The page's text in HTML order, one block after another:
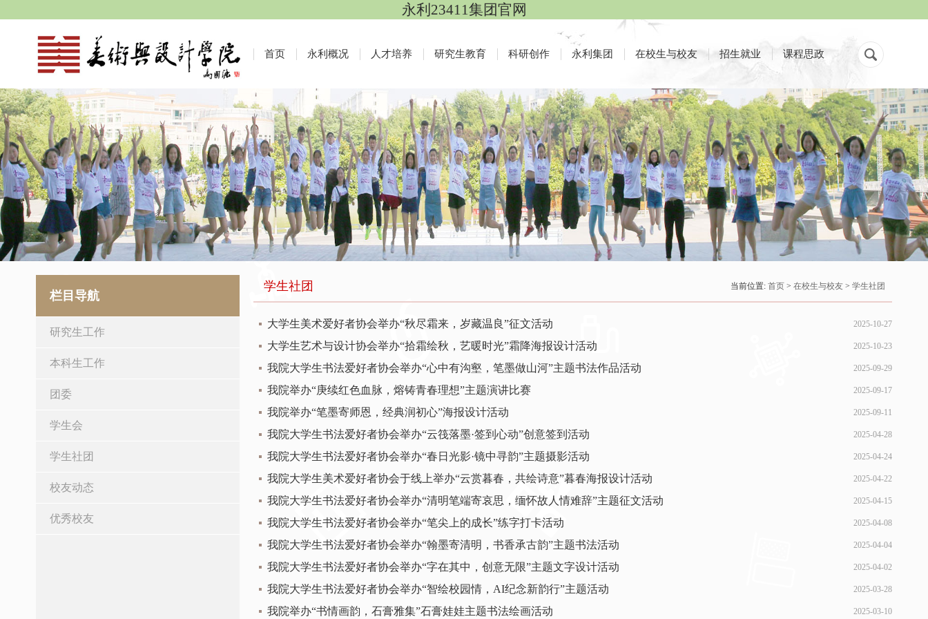
永利23411集团官网
首页 永利概况 人才培养 研究生教育 科研创作 永利集团 在校生与校友 招生就业 课程思政
栏目导航
研究生工作
本科生工作
团委
学生会
学生社团
校友动态
优秀校友
学生社团 当前位置: 首页> 在校生与校友> 学生社团
2025-10-27
大学生美术爱好者协会举办“秋尽霜来，岁藏温良”征文活动
2025-10-23
大学生艺术与设计协会举办“拾霜绘秋，艺暖时光”霜降海报设计活动
2025-09-29
我院大学生书法爱好者协会举办“心中有沟壑，笔墨做山河”主题书法作品活动
2025-09-17
我院举办“庚续红色血脉，熔铸青春理想”主题演讲比赛
2025-09-11
我院举办“笔墨寄师恩，经典润初心”海报设计活动
2025-04-28
我院大学生书法爱好者协会举办“云筏落墨·签到心动”创意签到活动
2025-04-24
我院大学生书法爱好者协会举办“春日光影·镜中寻韵”主题摄影活动
2025-04-22
我院大学生美术爱好者协会于线上举办“云赏暮春，共绘诗意”暮春海报设计活动
2025-04-15
我院大学生书法爱好者协会举办“清明笔端寄哀思，缅怀故人情难辞”主题征文活动
2025-04-08
我院大学生书法爱好者协会举办“笔尖上的成长”练字打卡活动
2025-04-04
我院大学生书法爱好者协会举办“翰墨寄清明，书香承古韵”主题书法活动
2025-04-02
我院大学生书法爱好者协会举办“字在其中，创意无限”主题文字设计活动
2025-03-28
我院大学生书法爱好者协会举办“智绘校园情，AI纪念新韵行”主题活动
2025-03-10
我院举办“书情画韵，石膏雅集”石膏娃娃主题书法绘画活动